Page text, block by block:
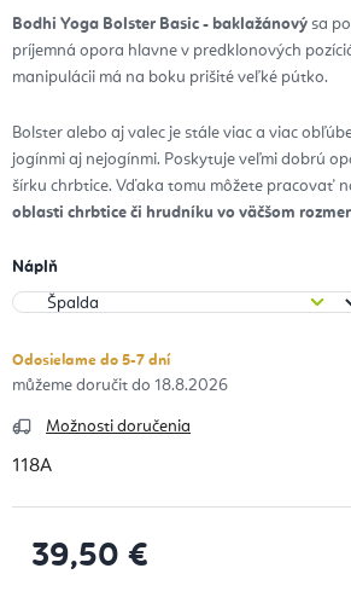
Bodhi Yoga Bolster Basic - baklažánový sa
príjemná opora hlavne v predklonových
manipulácii má na boku prišité veľké pútko.
Bolster alebo aj valec je stále viac a viac
jogínmi aj nejogínmi. Poskytuje veľmi dobrú
šírku chrbtice. Vďaka tomu môžete pracovať
oblasti chrbtice či hrudníku vo väčšom
Náplň
Odosielame do 5-7 dní
18.8.2026
Možnosti doručenia
118A
39,50 €